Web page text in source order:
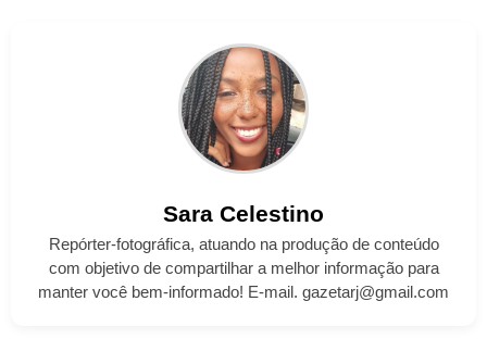
Sara Celestino
Repórter-fotográfica, atuando na produção de conteúdo
com objetivo de compartilhar a melhor informação para
manter você bem-informado! E-mail. gazetarj@gmail.com